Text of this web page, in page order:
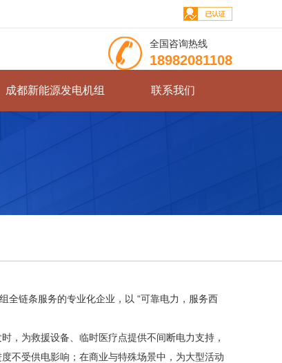
全国咨询热线
18982081108
成都新能源发电机组 联系我们
全链条服务的专业化企业，以 “可靠电力，服务西
，为救援设备、临时医疗点提供不间断电力支持，
不受供电影响；在商业与特殊场景中，为大型活动